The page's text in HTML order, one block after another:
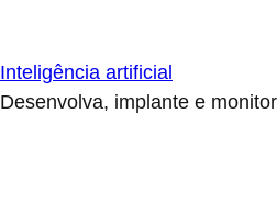
Inteligência artificial
Desenvolva, implante e